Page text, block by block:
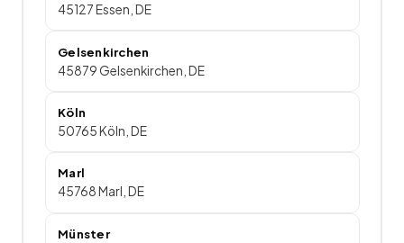
45127 Essen, DE
Gelsenkirchen
45879 Gelsenkirchen, DE
Köln
50765 Köln, DE
Marl
45768 Marl, DE
Münster